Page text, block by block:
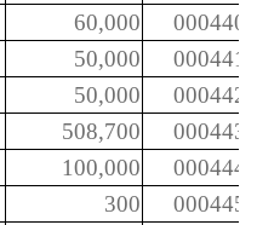
60,000
000440
50,000
000441
50,000
000442
508,700
000443
100,000
000444
300
000445